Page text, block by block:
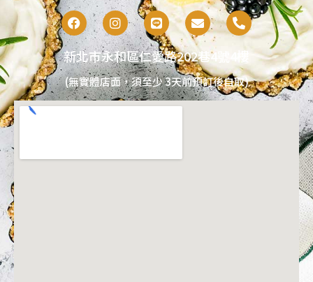
新北市永和區仁愛路202巷4號4樓
(無實體店面，須至少 3天前預訂後自取)